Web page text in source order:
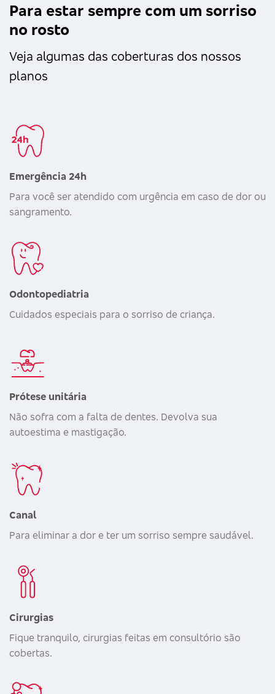
Para estar sempre com um sorriso
no rosto
Veja algumas das coberturas dos nossos
planos
Emergência 24h
Para você ser atendido com urgência em caso de dor ou
sangramento.
Odontopediatria
Cuidados especiais para o sorriso de criança.
Prótese unitária
Não sofra com a falta de dentes. Devolva sua
autoestima e mastigação.
Canal
Para eliminar a dor e ter um sorriso sempre saudável.
Cirurgias
Fique tranquilo, cirurgias feitas em consultório são
cobertas.